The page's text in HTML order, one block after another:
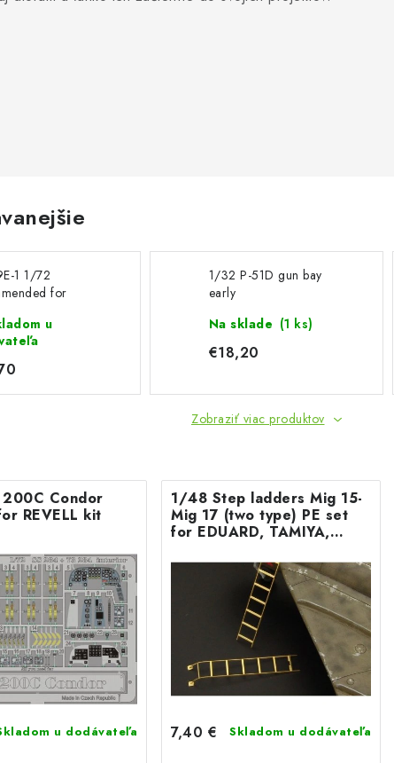
1 1/72
for
u
1/32 P-51D gun bay
early
Na sklade (1 ks)
€18,20
Zobraziť viac produktov
Condor
REVELL kit
u dodávateľa
1/48 Step ladders Mig 15-
Mig 17 (two type) PE set
for EDUARD, TAMIYA,
7,40 € Skladom u dodávateľa